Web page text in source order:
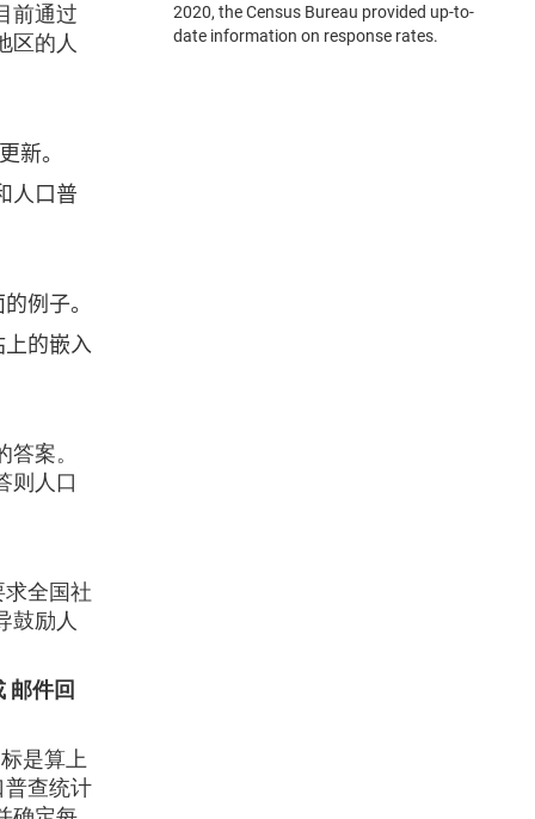
前通过
区的人
新。
人口普
例子。
的嵌入
案。
则人口
全国社
鼓励人
邮件回
是算上
普查统计
2020, the Census Bureau provided up-to-
date information on response rates.